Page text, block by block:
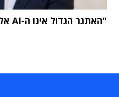
"האתגר הגדול אינו ה-AI אלא הטמעתה בארגון"